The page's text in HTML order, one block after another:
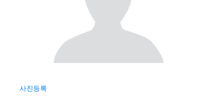
사진등록